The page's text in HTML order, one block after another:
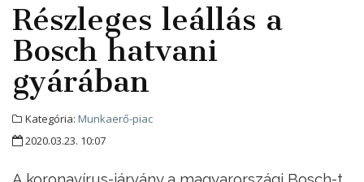
Részleges leállás a
Bosch hatvani
gyárában
Kategória: Munkaerő-piac
2020.03.23. 10:07